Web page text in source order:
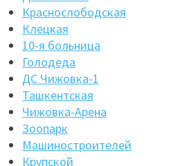
Краснослободская
Клецкая
10-я больница
Голодеда
ДС Чижовка-1
Ташкентская
Чижовка-Арена
Зоопарк
Машиностроителей
Крупской